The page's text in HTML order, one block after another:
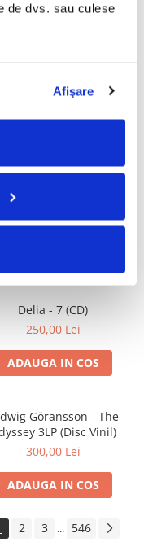
de dvs. sau culese
Afişare
ADAUGA IN COS
(Disc Vinil)
189,00 Lei
Spiritus Sanctus (Editie
(Disc Vinil)
150,00 Lei
Delia - 7 (CD)
250,00 Lei
ADAUGA IN COS
Göransson - The
3LP (Disc Vinil)
300,00 Lei
ADAUGA IN COS
2 3 ... 546